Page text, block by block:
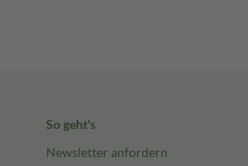
So geht's
Newsletter anfordern